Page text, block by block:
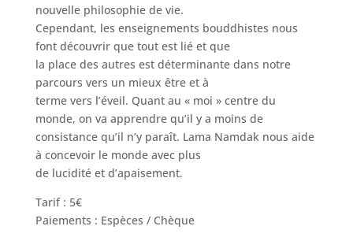
nouvelle philosophie de vie.
Cependant, les enseignements bouddhistes nous
font découvrir que tout est lié et que
la place des autres est déterminante dans notre
parcours vers un mieux être et à
terme vers l’éveil. Quant au « moi » centre du
monde, on va apprendre qu’il y a moins de
consistance qu’il n’y paraît. Lama Namdak nous aide
à concevoir le monde avec plus
de lucidité et d’apaisement.
Tarif : 5€
Paiements : Espèces / Chèque